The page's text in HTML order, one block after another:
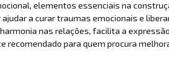
elementos essenciais na
a curar traumas emocionais e
nas relações, facilita a
recomendado para quem procura